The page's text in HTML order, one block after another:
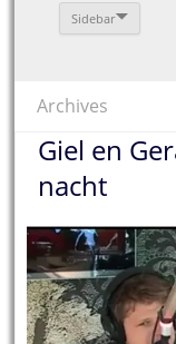
Sidebar
Archives
Giel en
nacht